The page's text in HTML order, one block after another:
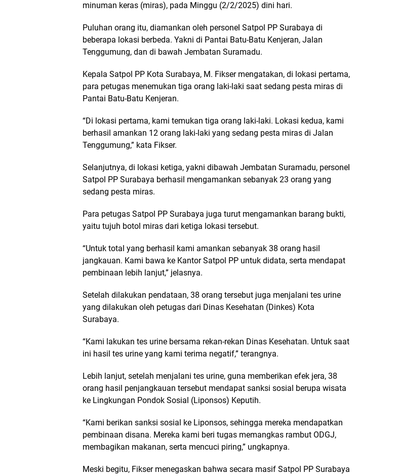
minuman keras (miras), pada Minggu (2/2/2025) dini hari.
Puluhan orang itu, diamankan oleh personel Satpol PP Surabaya di
beberapa lokasi berbeda. Yakni di Pantai Batu-Batu Kenjeran, Jalan
Tenggumung, dan di bawah Jembatan Suramadu.
Kepala Satpol PP Kota Surabaya, M. Fikser mengatakan, di lokasi pertama,
para petugas menemukan tiga orang laki-laki saat sedang pesta miras di
Pantai Batu-Batu Kenjeran.
“Di lokasi pertama, kami temukan tiga orang laki-laki. Lokasi kedua, kami
berhasil amankan 12 orang laki-laki yang sedang pesta miras di Jalan
Tenggumung,” kata Fikser.
Selanjutnya, di lokasi ketiga, yakni dibawah Jembatan Suramadu, personel
Satpol PP Surabaya berhasil mengamankan sebanyak 23 orang yang
sedang pesta miras.
Para petugas Satpol PP Surabaya juga turut mengamankan barang bukti,
yaitu tujuh botol miras dari ketiga lokasi tersebut.
“Untuk total yang berhasil kami amankan sebanyak 38 orang hasil
jangkauan. Kami bawa ke Kantor Satpol PP untuk didata, serta mendapat
pembinaan lebih lanjut,” jelasnya.
Setelah dilakukan pendataan, 38 orang tersebut juga menjalani tes urine
yang dilakukan oleh petugas dari Dinas Kesehatan (Dinkes) Kota
Surabaya.
“Kami lakukan tes urine bersama rekan-rekan Dinas Kesehatan. Untuk saat
ini hasil tes urine yang kami terima negatif,” terangnya.
Lebih lanjut, setelah menjalani tes urine, guna memberikan efek jera, 38
orang hasil penjangkauan tersebut mendapat sanksi sosial berupa wisata
ke Lingkungan Pondok Sosial (Liponsos) Keputih.
“Kami berikan sanksi sosial ke Liponsos, sehingga mereka mendapatkan
pembinaan disana. Mereka kami beri tugas memangkas rambut ODGJ,
membagikan makanan, serta mencuci piring,” ungkapnya.
Meski begitu, Fikser menegaskan bahwa secara masif Satpol PP Surabaya